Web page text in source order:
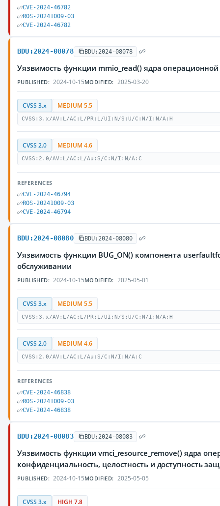
CVE-2024-46782
ROS-20241009-03
CVE-2024-46782
BDU:2024-08078 BDU:2024-08078
Уязвимость функции mmio_read() ядра
PUBLISHED: 2024-10-15MODIFIED: 2025-03-20
CVSS 3.x MEDIUM 5.5
CVSS:3.x/AV:L/AC:L/PR:L/UI:N/S:U/C:N/I:N/A:H
CVSS 2.0 MEDIUM 4.6
CVSS:2.0/AV:L/AC:L/Au:S/C:N/I:N/A:C
REFERENCES
CVE-2024-46794
ROS-20241009-03
CVE-2024-46794
BDU:2024-08080 BDU:2024-08080
Уязвимость функции BUG_ON() компонента
обслуживании
PUBLISHED: 2024-10-15MODIFIED: 2025-05-01
CVSS 3.x MEDIUM 5.5
CVSS:3.x/AV:L/AC:L/PR:L/UI:N/S:U/C:N/I:N/A:H
CVSS 2.0 MEDIUM 4.6
CVSS:2.0/AV:L/AC:L/Au:S/C:N/I:N/A:C
REFERENCES
CVE-2024-46838
ROS-20241009-03
CVE-2024-46838
BDU:2024-08083 BDU:2024-08083
Уязвимость функции vmci_resource_remove() ядра
конфиденциальность, целостность и доступность
PUBLISHED: 2024-10-15MODIFIED: 2025-05-05
CVSS 3.x HIGH 7.8